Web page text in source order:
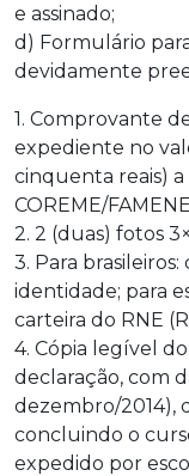
e assinado;
d) Formulário
devidamente
1. Comprovante
expediente no
cinquenta reais)
COREME/
2. 2 (duas) fotos
3. Para
identidade; para
carteira do RNE
4. Cópia legível
declaração, com
dezembro/2014),
concluindo o
expedido por